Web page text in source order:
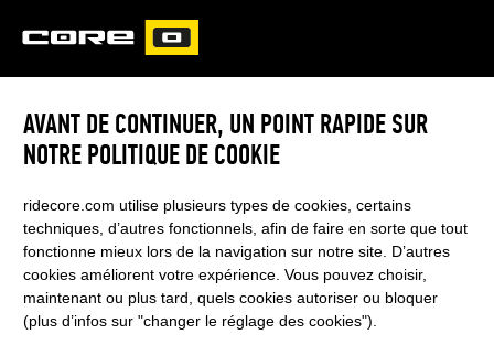
CARVED
FOIL RSS FEED
RETOUR AU NEWSROOM
AVANT DE CONTINUER, UN POINT RAPIDE SUR
NOTRE POLITIQUE DE COOKIE
ridecore.com utilise plusieurs types de cookies, certains
techniques, d’autres fonctionnels, afin de faire en sorte que tout
fonctionne mieux lors de la navigation sur notre site. D’autres
cookies améliorent votre expérience. Vous pouvez choisir,
maintenant ou plus tard, quels cookies autoriser ou bloquer
(plus d’infos sur "changer le réglage des cookies").